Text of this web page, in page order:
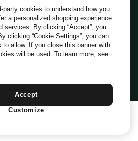
CookiePreferenze Cookie
e CondizioniCodice Etico
- indirizzo DPO: dpo@everli.com
Italiano
party cookies to understand how you
a personalized shopping experience
services. By clicking “Accept”, you
clicking “Cookie Settings”, you can
to allow. If you close this banner with
will be used. To learn more, see
Accept
Customize